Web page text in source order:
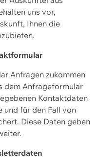
uns vor,
Ihnen die
Anfragen zukommen
dem Anfrageformular
Kontaktdaten
und für den Fall von
Diese Daten geben